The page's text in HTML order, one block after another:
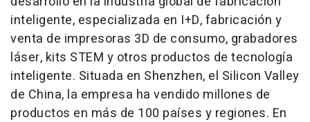
inteligente, especializada en I+D, fabricación y
venta de impresoras 3D de consumo, grabadores
láser, kits STEM y otros productos de tecnología
inteligente. Situada en Shenzhen, el Silicon Valley
de China, la empresa ha vendido millones de
productos en más de 100 países y regiones. En